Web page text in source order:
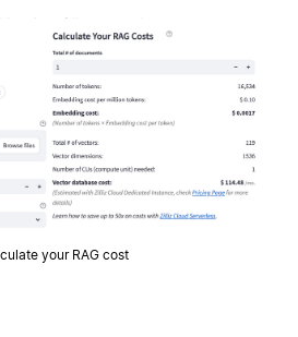
your RAG cost